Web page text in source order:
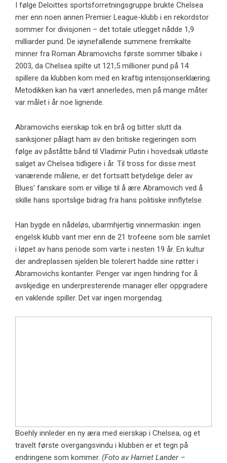
I følge Deloittes sportsforretningsgruppe brukte Chelsea
mer enn noen annen Premier League-klubb i en rekordstor
sommer for divisjonen – det totale utlegget nådde 1,9
milliarder pund. De iøynefallende summene fremkalte
minner fra Roman Abramovichs første sommer tilbake i
2003, da Chelsea spilte ut 121,5 millioner pund på 14
spillere da klubben kom med en kraftig intensjonserklæring.
Metodikken kan ha vært annerledes, men på mange måter
var målet i år noe lignende.
Abramovichs eierskap tok en brå og bitter slutt da
sanksjoner pålagt ham av den britiske regjeringen som
følge av påståtte bånd til Vladimir Putin i hovedsak utløste
salget av Chelsea tidligere i år. Til tross for disse mest
vanærende målene, er det fortsatt betydelige deler av
Blues’ fanskare som er villige til å ære Abramovich ved å
skille hans sportslige bidrag fra hans politiske innflytelse.
Han bygde en nådeløs, ubarmhjertig vinnermaskin: ingen
engelsk klubb vant mer enn de 21 trofeene som ble samlet
i løpet av hans periode som varte i nesten 19 år. En kultur
der andreplassen sjelden ble tolerert hadde sine røtter i
Abramovichs kontanter. Penger var ingen hindring for å
avskjedige en underpresterende manager eller oppgradere
en vaklende spiller. Det var ingen morgendag.
Boehly innleder en ny æra med eierskap i Chelsea, og et
travelt første overgangsvindu i klubben er et tegn på
endringene som kommer. (Foto av Harriet Lander –